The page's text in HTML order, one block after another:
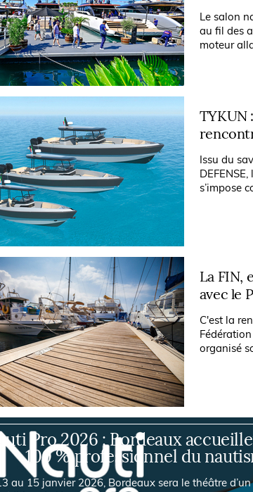
Le salon
au fil des
moteur
TYKUN
Issu du
s’impose
La FIN,
avec le
C'est la
organisé
Pro 2026 : Bordeaux
100 % professionnel du
au 15 janvier 2026, Bordeaux sera le théâtre